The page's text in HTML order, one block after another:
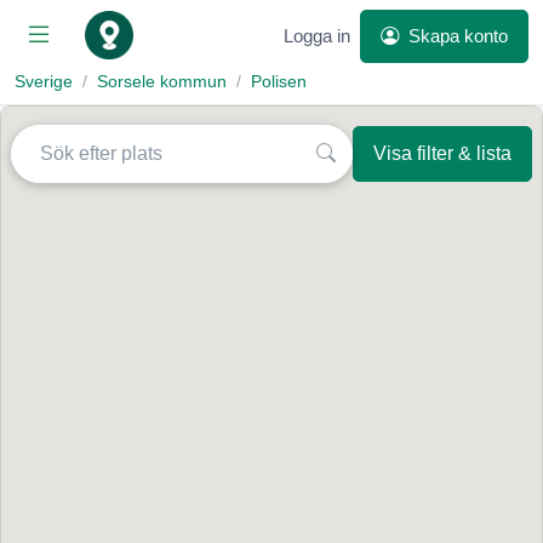
Logga in Skapa konto
Sverige Sorsele kommun Polisen
Visa filter & lista